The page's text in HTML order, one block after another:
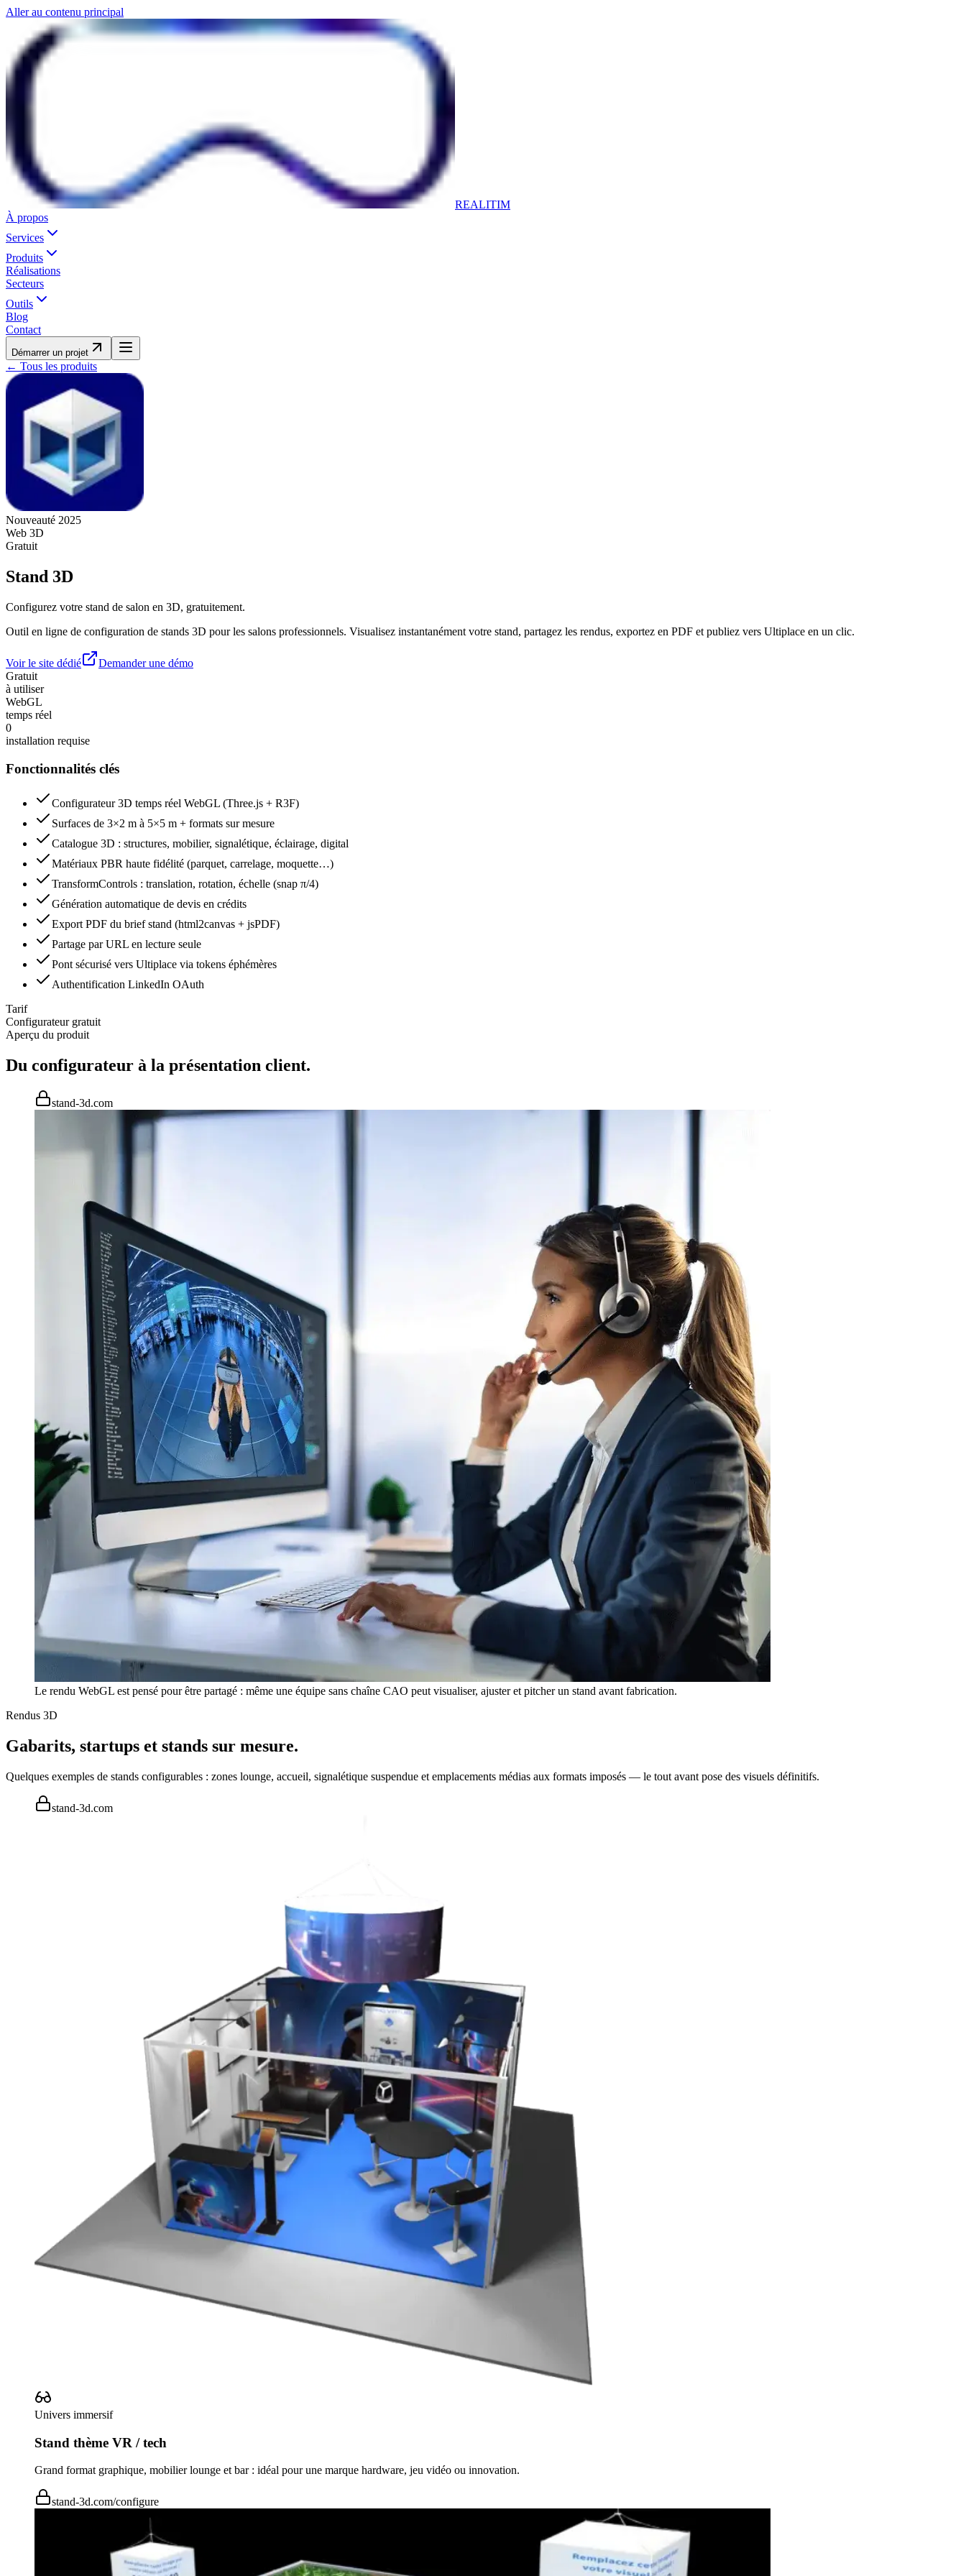
Aller au contenu principal
REALITIM
À propos
Services
Produits
Réalisations
Secteurs
Outils
Blog
Contact
Démarrer un projet
← Tous les produits
Nouveauté 2025
Web 3D
Gratuit
Stand 3D
Configurez votre stand de salon en 3D, gratuitement.
Outil en ligne de configuration de stands 3D pour les salons professionnels. Visualisez instantanément votre stand, partagez les rendus, exportez en PDF et publiez vers Ultiplace en un clic.
Voir le site dédié
Demander une démo
Gratuit
à utiliser
WebGL
temps réel
0
installation requise
Fonctionnalités clés
Configurateur 3D temps réel WebGL (Three.js + R3F)
Surfaces de 3×2 m à 5×5 m + formats sur mesure
Catalogue 3D : structures, mobilier, signalétique, éclairage, digital
Matériaux PBR haute fidélité (parquet, carrelage, moquette…)
TransformControls : translation, rotation, échelle (snap π/4)
Génération automatique de devis en crédits
Export PDF du brief stand (html2canvas + jsPDF)
Partage par URL en lecture seule
Pont sécurisé vers Ultiplace via tokens éphémères
Authentification LinkedIn OAuth
Tarif
Configurateur gratuit
Aperçu du produit
Du configurateur à la présentation client.
stand-3d.com
Le rendu WebGL est pensé pour être partagé : même une équipe sans chaîne CAO peut visualiser, ajuster et pitcher un stand avant fabrication.
Rendus 3D
Gabarits, startups et stands sur mesure.
Quelques exemples de stands configurables : zones lounge, accueil, signalétique suspendue et emplacements médias aux formats imposés — le tout avant pose des visuels définitifs.
stand-3d.com
Univers immersif
Stand thème VR / tech
Grand format graphique, mobilier lounge et bar : idéal pour une marque hardware, jeu vidéo ou innovation.
stand-3d.com/configure